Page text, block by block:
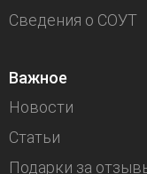
Сведения о СОУТ
Важное
Новости
Статьи
Подарки за